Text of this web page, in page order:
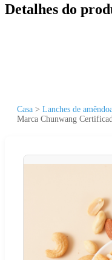
Detalhes do
Casa > Lanches de
Marca Chunwang